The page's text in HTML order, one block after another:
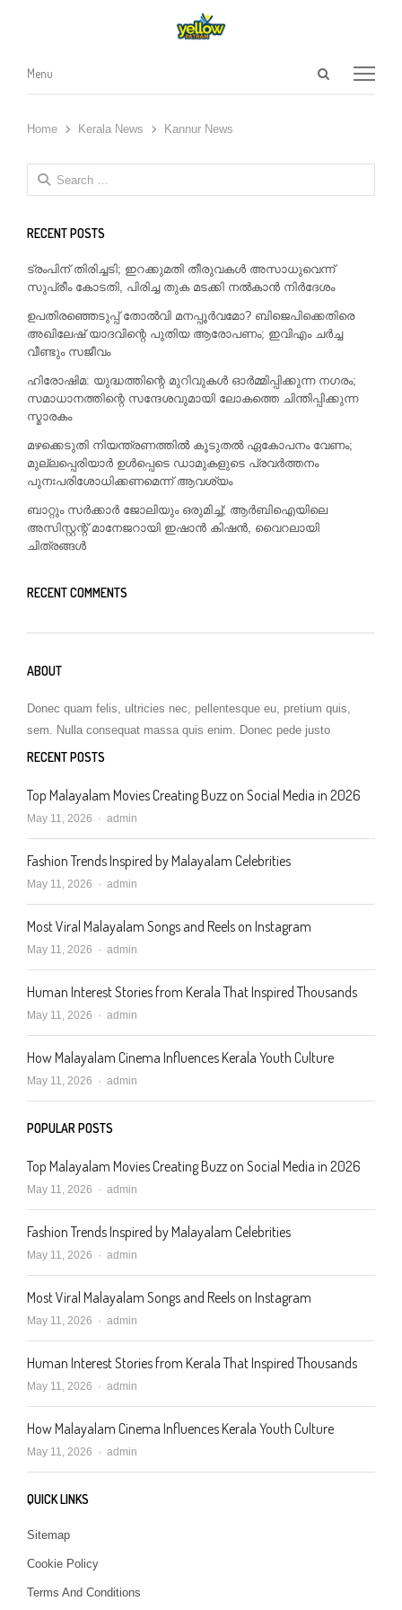
Open
Menu
Menu
Home Kerala News Kannur News
Search
for:
RECENT POSTS
ട്രംപിന് തിരിച്ചടി; ഇറക്കുമതി തീരുവകൾ അസാധുവെന്ന്
സുപ്രീം കോടതി, പിരിച്ച തുക മടക്കി നൽകാൻ നിർദേശം
ഉപതിരഞ്ഞെടുപ്പ് തോൽവി മനപ്പൂർവമോ? ബിജെപിക്കെതിരെ
അഖിലേഷ് യാദവിന്റെ പുതിയ ആരോപണം; ഇവിഎം ചർച്ച
വീണ്ടും സജീവം
ഹിരോഷിമ: യുദ്ധത്തിന്റെ മുറിവുകൾ ഓർമ്മിപ്പിക്കുന്ന നഗരം;
സമാധാനത്തിന്റെ സന്ദേശവുമായി ലോകത്തെ ചിന്തിപ്പിക്കുന്ന
സ്മാരകം
മഴക്കെടുതി നിയന്ത്രണത്തിൽ കൂടുതൽ ഏകോപനം വേണം;
മുല്ലപ്പെരിയാർ ഉൾപ്പെടെ ഡാമുകളുടെ പ്രവർത്തനം
പുനഃപരിശോധിക്കണമെന്ന് ആവശ്യം
ബാറ്റും സർക്കാർ ജോലിയും ഒരുമിച്ച്; ആർബിഐയിലെ
അസിസ്റ്റന്റ് മാനേജറായി ഇഷാൻ കിഷൻ, വൈറലായി
ചിത്രങ്ങൾ
RECENT COMMENTS
ABOUT
Donec quam felis, ultricies nec, pellentesque eu, pretium quis,
sem. Nulla consequat massa quis enim. Donec pede justo
RECENT POSTS
Top Malayalam Movies Creating Buzz on Social Media in 2026
May 11, 2026 Author
admin
Fashion Trends Inspired by Malayalam Celebrities
May 11, 2026 Author
admin
Most Viral Malayalam Songs and Reels on Instagram
May 11, 2026 Author
admin
Human Interest Stories from Kerala That Inspired Thousands
May 11, 2026 Author
admin
How Malayalam Cinema Influences Kerala Youth Culture
May 11, 2026 Author
admin
POPULAR POSTS
Top Malayalam Movies Creating Buzz on Social Media in 2026
May 11, 2026 Author
admin
Fashion Trends Inspired by Malayalam Celebrities
May 11, 2026 Author
admin
Most Viral Malayalam Songs and Reels on Instagram
May 11, 2026 Author
admin
Human Interest Stories from Kerala That Inspired Thousands
May 11, 2026 Author
admin
How Malayalam Cinema Influences Kerala Youth Culture
May 11, 2026 Author
admin
QUICK LINKS
Sitemap
Cookie Policy
Terms And Conditions